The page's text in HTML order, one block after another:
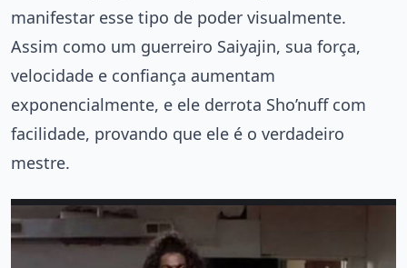
manifestar esse tipo de poder visualmente.
Assim como um guerreiro Saiyajin, sua força,
velocidade e confiança aumentam
exponencialmente, e ele derrota Sho’nuff com
facilidade, provando que ele é o verdadeiro
mestre.